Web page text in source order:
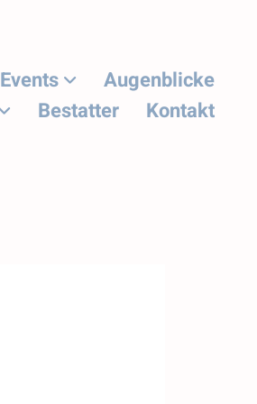
Events
Augenblicke
Bestatter Kontakt